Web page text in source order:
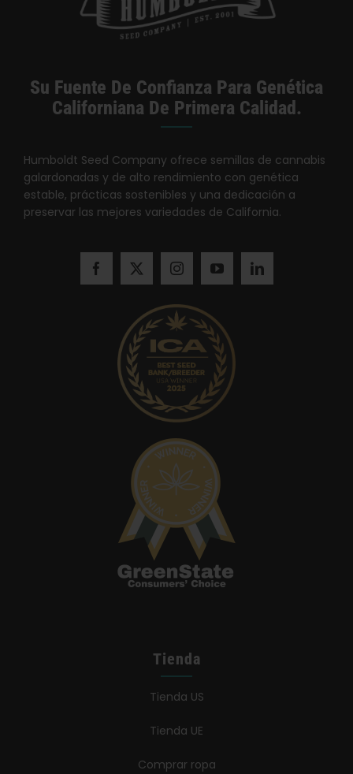
Su Fuente De Confianza Para Genética
Californiana De Primera Calidad.
Humboldt Seed Company ofrece semillas de cannabis
galardonadas y de alto rendimiento con genética
estable, prácticas sostenibles y una dedicación a
preservar las mejores variedades de California.
Tienda
Tienda US
Tienda UE
Comprar ropa